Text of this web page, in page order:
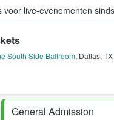
voor live-evenementen
tickets kopen en
South Side Ballroom, Dallas, TX
General Admission